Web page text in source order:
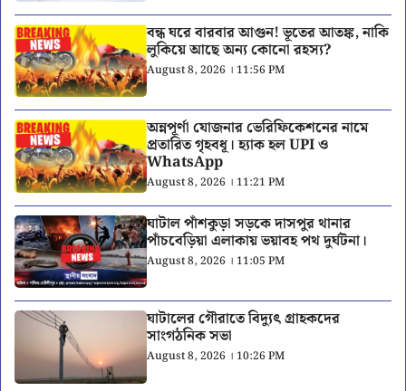
বন্ধ ঘরে বারবার আগুন! ভূতের আতঙ্ক, নাকি
লুকিয়ে আছে অন্য কোনো রহস্য?
August 8, 2026 । 11:56 PM
অন্নপূর্ণা যোজনার ভেরিফিকেশনের নামে
প্রতারিত গৃহবধূ। হ্যাক হল UPI ও
WhatsApp
August 8, 2026 । 11:21 PM
ঘাটাল পাঁশকুড়া সড়কে দাসপুর থানার
পাঁচবেড়িয়া এলাকায় ভয়াবহ পথ দুর্ঘটনা।
August 8, 2026 । 11:05 PM
ঘাটালের গৌরাতে বিদ্যুৎ গ্রাহকদের
সাংগঠনিক সভা
August 8, 2026 । 10:26 PM